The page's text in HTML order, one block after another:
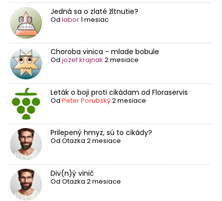
Jedná sa o zlaté žltnutie?
Od labor1 mesiac
Choroba vinica - mlade bobule
Od jozef.krajnak 2 mesiace
Leták o boji proti cikádam od Floraservis
Od Peter Porubský2 mesiace
Prilepený hmyz, sú to cikády?
Od Otazka 2 mesiace
Div(n)ý vinič
Od Otazka 2 mesiace